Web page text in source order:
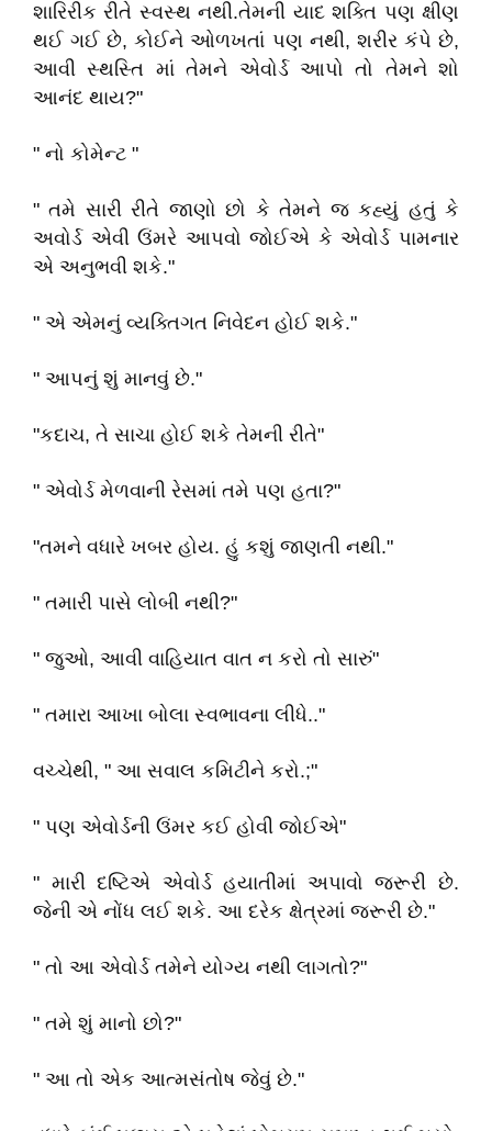
શારિરીક રીતે સ્વસ્થ નથી.તેમની યાદ શક્તિ પણ ક્ષીણ
થઈ ગઈ છે, કોઈને ઓળખતાં પણ નથી, શરીર કંપે છે,
આવી સ્થસ્તિ માં તેમને એવોર્ડ આપો તો તેમને શો
આનંદ થાય?"
" નો કોમેન્ટ "
" તમે સારી રીતે જાણો છો કે તેમને જ કહ્યું હતું કે
અવોર્ડ એવી ઉંમરે આપવો જોઈએ કે એવોર્ડ પામનાર
એ અનુભવી શકે."
" એ એમનું વ્યક્તિગત નિવેદન હોઈ શકે."
" આપનું શું માનવું છે."
"કદાચ, તે સાચા હોઈ શકે તેમની રીતે"
" એવોર્ડ મેળવાની રેસમાં તમે પણ હતા?"
"તમને વધારે ખબર હોય. હું કશું જાણતી નથી."
" તમારી પાસે લોબી નથી?"
" જુઓ, આવી વાહિયાત વાત ન કરો તો સારું"
" તમારા આખા બોલા સ્વભાવના લીધે.."
વચ્ચેથી, " આ સવાલ કમિટીને કરો.;"
" પણ એવોર્ડની ઉંમર કઈ હોવી જોઈએ"
" મારી દષ્ટિએ એવોર્ડ હયાતીમાં અપાવો જરૂરી છે.
જેની એ નોંધ લઈ શકે. આ દરેક ક્ષેત્રમાં જરૂરી છે."
" તો આ એવોર્ડ તમેને યોગ્ય નથી લાગતો?"
" તમે શું માનો છો?"
" આ તો એક આત્મસંતોષ જેવું છે."